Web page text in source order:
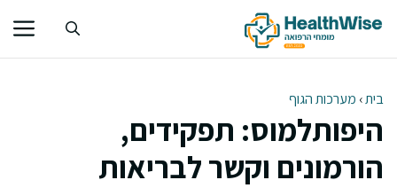
לתוכן
בית› מערכות הגוף
היפותלמוס: תפקידים,
הורמונים וקשר לבריאות